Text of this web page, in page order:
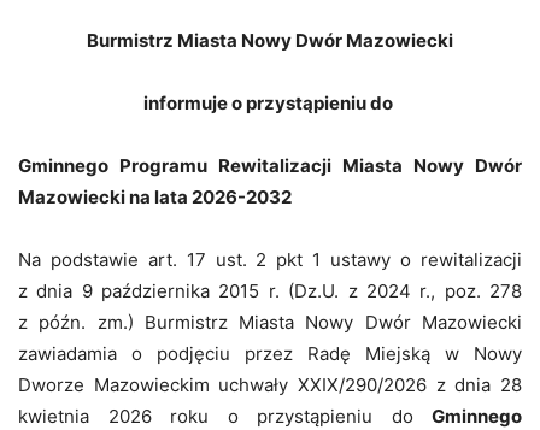
Burmistrz Miasta Nowy Dwór Mazowiecki
informuje o przystąpieniu do
Gminnego Programu Rewitalizacji Miasta Nowy Dwór
Mazowiecki na lata 2026-2032
Na podstawie art. 17 ust. 2 pkt 1 ustawy o rewitalizacji
z dnia 9 października 2015 r. (Dz.U. z 2024 r., poz. 278
z późn. zm.) Burmistrz Miasta Nowy Dwór Mazowiecki
zawiadamia o podjęciu przez Radę Miejską w Nowy
Dworze Mazowieckim uchwały XXIX/290/2026 z dnia 28
kwietnia 2026 roku o przystąpieniu do Gminnego